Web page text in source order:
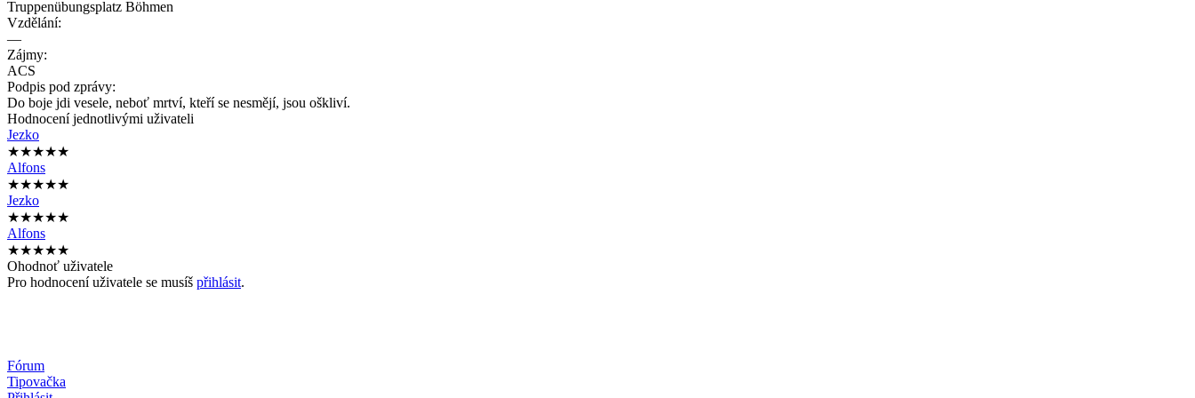
Truppenübungsplatz Böhmen
Vzdělání:
—
Zájmy:
ACS
Podpis pod zprávy:
Do boje jdi vesele, neboť mrtví, kteří se nesmějí, jsou oškliví.
Hodnocení jednotlivými uživateli
Jezko
★★★★★
Alfons
★★★★★
Jezko
★★★★★
Alfons
★★★★★
Ohodnoť uživatele
Pro hodnocení uživatele se musíš přihlásit.
Fórum
Tipovačka